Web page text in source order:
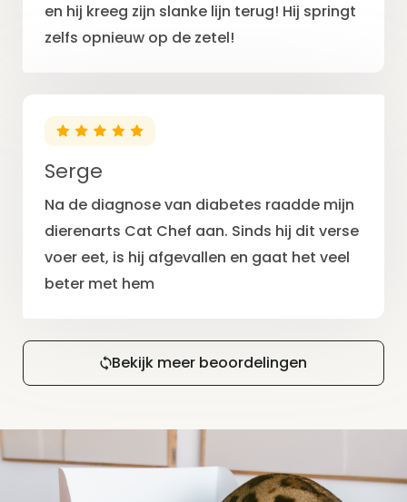
en hij kreeg zijn slanke lijn terug! Hij springt
zelfs opnieuw op de zetel!
Serge
Na de diagnose van diabetes raadde mijn
dierenarts Cat Chef aan. Sinds hij dit verse
voer eet, is hij afgevallen en gaat het veel
beter met hem
Bekijk meer beoordelingen